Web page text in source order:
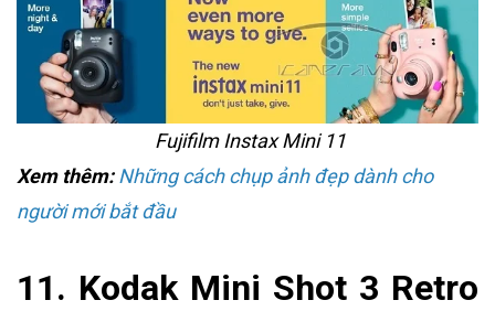
Fujifilm Instax Mini 11
Xem thêm:Những cách chụp ảnh đẹp dành cho
người mới bắt đầu
11. Kodak Mini Shot 3 Retro